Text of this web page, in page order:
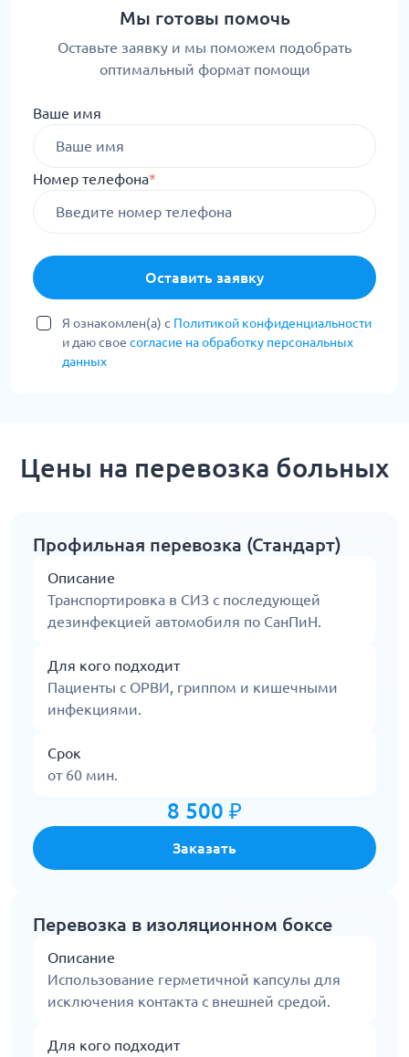
Мы готовы помочь
Оставьте заявку и мы поможем подобрать
оптимальный формат помощи
Ваше имя
Номер телефона*
Оставить заявку
Я ознакомлен(а) с Политикой конфиденциальности
и даю свое согласие на обработку персональных
данных
Цены на перевозка больных
Профильная перевозка (Стандарт)
Описание
Транспортировка в СИЗ с последующей
дезинфекцией автомобиля по СанПиН.
Для кого подходит
Пациенты с ОРВИ, гриппом и кишечными
инфекциями.
Срок
от 60 мин.
8 500 ₽
Заказать
Перевозка в изоляционном боксе
Описание
Использование герметичной капсулы для
исключения контакта с внешней средой.
Для кого подходит